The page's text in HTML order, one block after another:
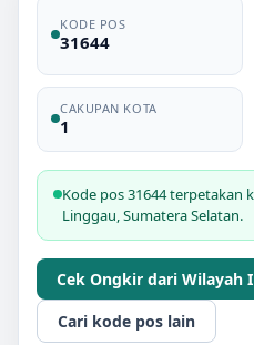
KODE POS
31644
CAKUPAN KOTA
1
Kode pos 31644 terpetakan
Linggau, Sumatera Selatan.
Cek Ongkir dari Wilayah
Cari kode pos lain